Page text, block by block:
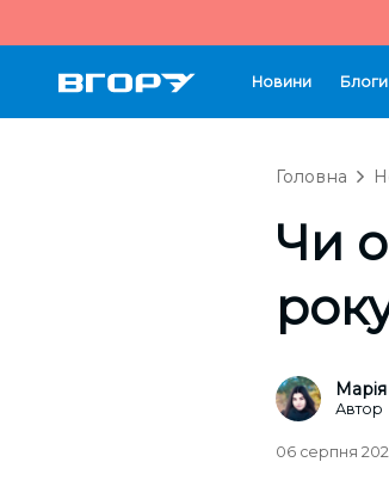
Новини Блоги
Головна
Чи
Автор
06 серпня